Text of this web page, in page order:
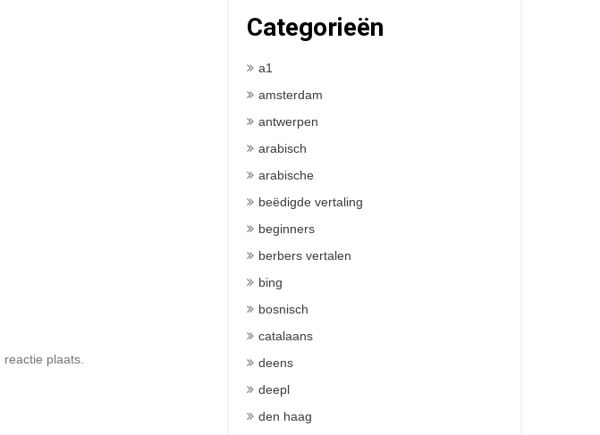
plaats.
Categorieën
a1
amsterdam
antwerpen
arabisch
arabische
beëdigde vertaling
beginners
berbers vertalen
bing
bosnisch
catalaans
deens
deepl
den haag